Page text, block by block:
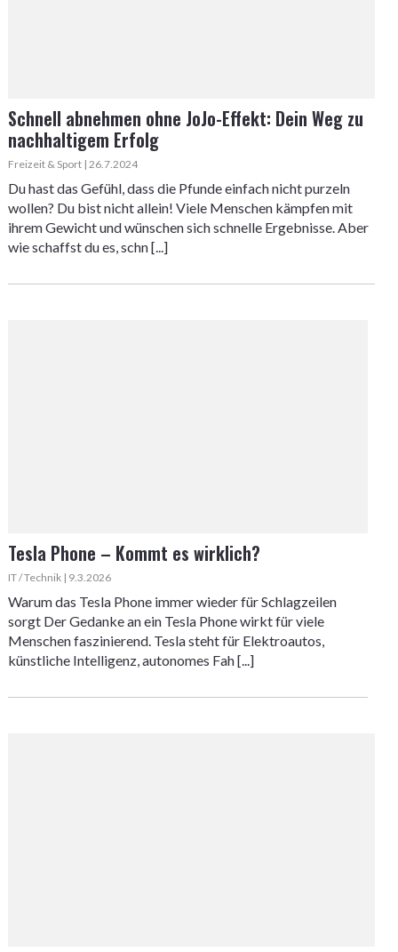
Schnell abnehmen ohne JoJo-Effekt: Dein Weg zu
nachhaltigem Erfolg
Freizeit & Sport | 26.7.2024
Du hast das Gefühl, dass die Pfunde einfach nicht purzeln
wollen? Du bist nicht allein! Viele Menschen kämpfen mit
ihrem Gewicht und wünschen sich schnelle Ergebnisse. Aber
wie schaffst du es, schn [...]
Tesla Phone – Kommt es wirklich?
IT / Technik | 9.3.2026
Warum das Tesla Phone immer wieder für Schlagzeilen
sorgt Der Gedanke an ein Tesla Phone wirkt für viele
Menschen faszinierend. Tesla steht für Elektroautos,
künstliche Intelligenz, autonomes Fah [...]